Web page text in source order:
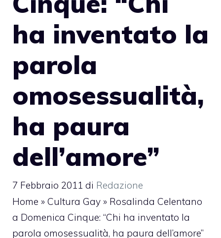
ha inventato la
parola
omosessualità,
ha paura
dell’amore”
7 Febbraio 2011 di Redazione
Home » Cultura Gay » Rosalinda Celentano
a Domenica Cinque: “Chi ha inventato la
parola omosessualità, ha paura dell’amore”